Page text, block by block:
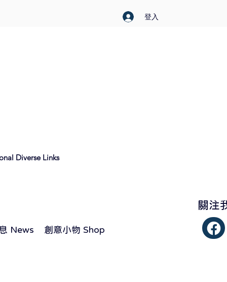
登入
關注
News 創意小物 Shop
Diverse Links